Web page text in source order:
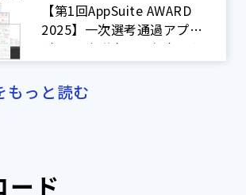
【第1回AppSuite AWARD
2025】一次選考通過アプリ
(出張・稟議書・要望書・有
休など申請書)
もっと読む
ード